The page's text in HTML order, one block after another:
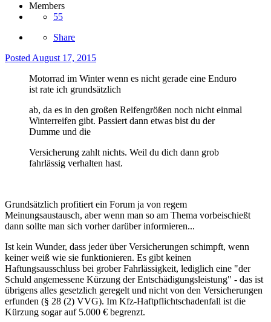
Members
55
Share
Posted August 17, 2015
Motorrad im Winter wenn es nicht gerade eine Enduro
ist rate ich grundsätzlich
ab, da es in den großen Reifengrößen noch nicht einmal
Winterreifen gibt. Passiert dann etwas bist du der
Dumme und die
Versicherung zahlt nichts. Weil du dich dann grob
fahrlässig verhalten hast.
Grundsätzlich profitiert ein Forum ja von regem
Meinungsaustausch, aber wenn man so am Thema vorbeischießt
dann sollte man sich vorher darüber informieren...
Ist kein Wunder, dass jeder über Versicherungen schimpft, wenn
keiner weiß wie sie funktionieren. Es gibt keinen
Haftungsausschluss bei grober Fahrlässigkeit, lediglich eine "der
Schuld angemessene Kürzung der Entschädigungsleistung" - das ist
übrigens alles gesetzlich geregelt und nicht von den Versicherungen
erfunden (§ 28 (2) VVG). Im Kfz-Haftpflichtschadenfall ist die
Kürzung sogar auf 5.000 € begrenzt.